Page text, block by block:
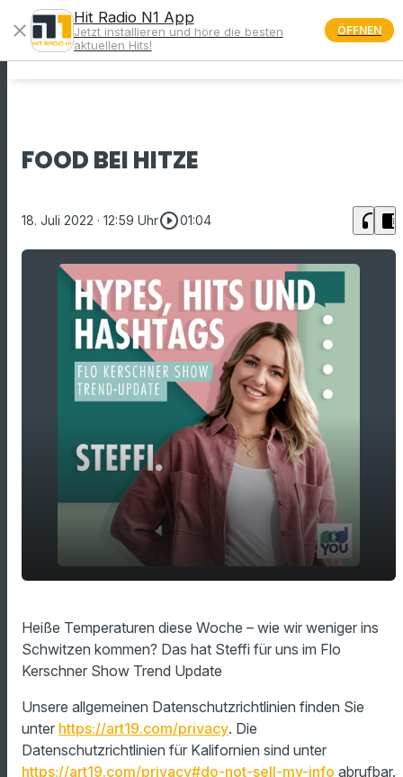
menu
FOOD BEI HITZE
18. Juli 2022 · 12:59 Uhrplay_circle_outline01:04 headphones chrome_reader_mode
play_arrow
00:00 01:04
Heiße Temperaturen diese Woche – wie wir weniger ins
Schwitzen kommen? Das hat Steffi für uns im Flo
Kerschner Show Trend Update
Unsere allgemeinen Datenschutzrichtlinien finden Sie
unter https://art19.com/privacy. Die
Datenschutzrichtlinien für Kalifornien sind unter
https://art19.com/privacy#do-not-sell-my-info abrufbar.
close
Hit Radio N1 App
Jetzt installieren und höre die besten
aktuellen Hits!
ÖFFNEN